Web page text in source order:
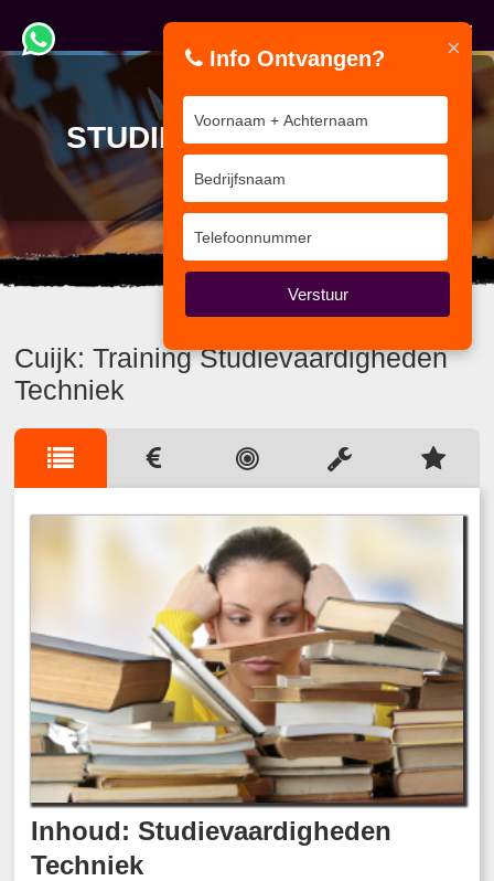
TRAINING
STUDIEVAARDIGHEDEN
TECHNIEK
BV&T traint voor Bedrijven
Cuijk: Training Studievaardigheden
Techniek
Inhoud: Studievaardigheden
Techniek
×
Info Ontvangen?
Verstuur